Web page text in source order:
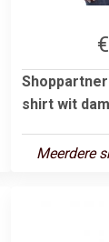
shirt wit
Meerdere